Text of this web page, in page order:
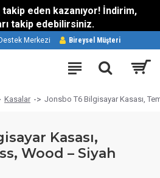
takip eden kazanıyor! İndirim,
takip edebilirsiniz.
Destek Merkezi Bireysel Müşteri
Kasalar Jonsbo T6 Bilgisayar Kasası,
Kasası,
Wood – Siyah